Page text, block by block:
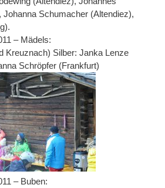
Schumacher (Altendiez),
– Mädels:
Kreuznach) Silber: Janka Lenze
Schröpfer (Frankfurt)
– Buben: